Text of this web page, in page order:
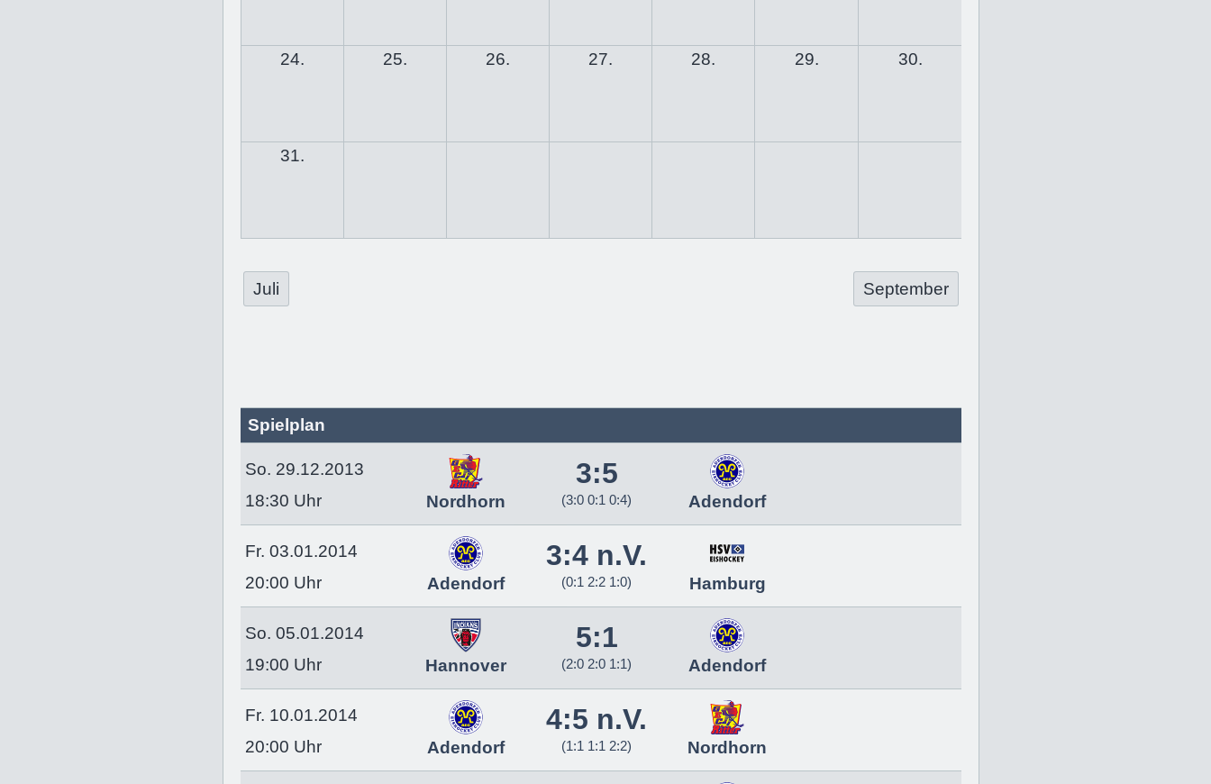
24. 25. 26. 27. 28. 29. 30.
31.
Juli September
Spielplan
So. 29.12.2013
18:30 Uhr
Nordhorn
3:5
(3:0 0:1 0:4) Adendorf
Fr. 03.01.2014
20:00 Uhr
Adendorf
3:4 n.V.
(0:1 2:2 1:0) Hamburg
So. 05.01.2014
19:00 Uhr
Hannover
5:1
(2:0 2:0 1:1) Adendorf
Fr. 10.01.2014
20:00 Uhr
Adendorf
4:5 n.V.
(1:1 1:1 2:2) Nordhorn